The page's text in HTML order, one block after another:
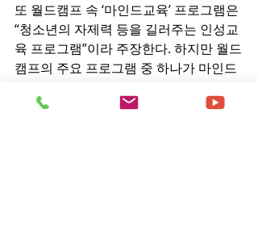
또 월드캠프 속 ‘마인드교육’ 프로그램은
“청소년의 자제력 등을 길러주는 인성교
육 프로그램”이라 주장한다. 하지만 월드
캠프의 주요 프로그램 중 하나가 마인드
등을 주제로 강연한다는 점에서 한국교